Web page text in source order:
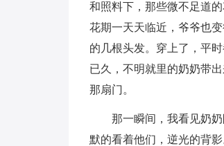
和照料下，那些微不足道
花期一天天临近，爷爷也
的几根头发。穿上了，平
已久，不明就里的奶奶带
那扇门。
那一瞬间，我看见奶
默的看着他们，逆光的背